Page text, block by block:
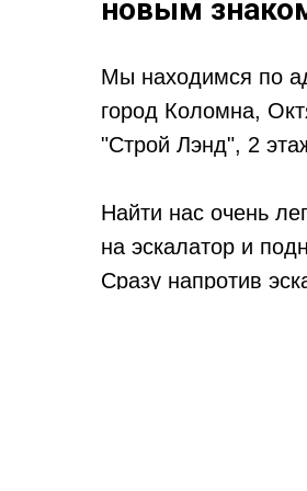
новым
Мы находимся по
город Коломна,
"Строй Лэнд", 2
Найти нас очень
на эскалатор и
Сразу напротив